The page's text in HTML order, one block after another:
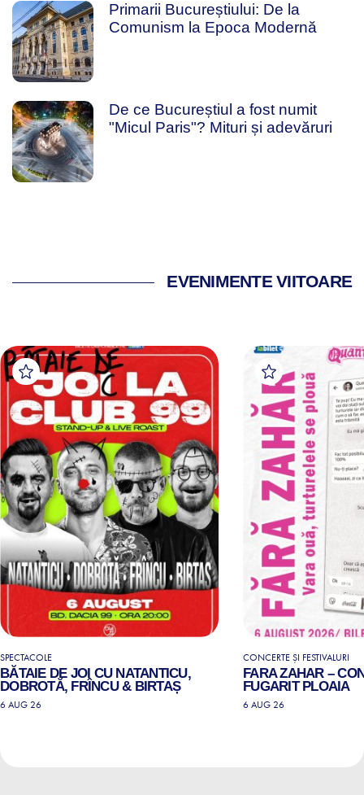
Primarii Bucureștiului: De la
Comunism la Epoca Modernă
De ce Bucureștiul a fost numit
"Micul Paris"? Mituri și adevăruri
EVENIMENTE VIITOARE
SPECTACOLE
BĂTAIE DE JOI CU NATANTICU,
DOBROTĂ, FRÎNCU & BIRTAȘ
6 AUG 26
CONCERTE ȘI FESTIVALURI
FARA ZAHAR –
FUGARIT PLOAIA
6 AUG 26